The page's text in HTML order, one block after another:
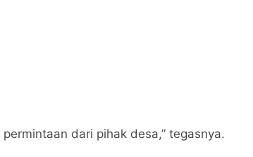
dari pihak desa,” tegasnya.